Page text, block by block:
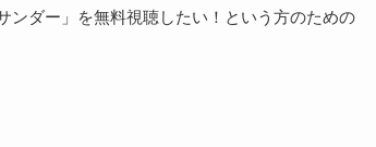
ンダー」を無料視聴したい！という方のための